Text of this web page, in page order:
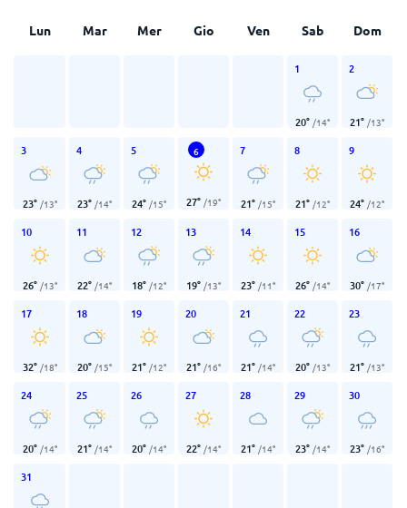
Lun Mar Mer Gio Ven Sab Dom
1
20° /14°
2
21° /13°
3
23° /13°
4
23° /14°
5
24° /15°
6
27° /19°
7
21° /15°
8
21° /12°
9
24° /12°
10
26° /13°
11
22° /14°
12
18° /12°
13
19° /13°
14
23° /11°
15
26° /14°
16
30° /17°
17
32° /18°
18
20° /15°
19
21° /12°
20
21° /16°
21
21° /14°
22
20° /13°
23
21° /13°
24
20° /14°
25
21° /14°
26
20° /14°
27
22° /14°
28
21° /14°
29
23° /14°
30
23° /16°
31